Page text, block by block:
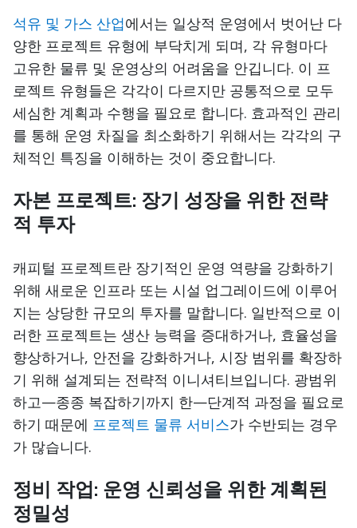
석유 및 가스 산업에서는 일상적 운영에서 벗어난 다
양한 프로젝트 유형에 부닥치게 되며, 각 유형마다
고유한 물류 및 운영상의 어려움을 안깁니다. 이 프
로젝트 유형들은 각각이 다르지만 공통적으로 모두
세심한 계획과 수행을 필요로 합니다. 효과적인 관리
를 통해 운영 차질을 최소화하기 위해서는 각각의 구
체적인 특징을 이해하는 것이 중요합니다.
자본 프로젝트: 장기 성장을 위한 전략
적 투자
캐피털 프로젝트란 장기적인 운영 역량을 강화하기
위해 새로운 인프라 또는 시설 업그레이드에 이루어
지는 상당한 규모의 투자를 말합니다. 일반적으로 이
러한 프로젝트는 생산 능력을 증대하거나, 효율성을
향상하거나, 안전을 강화하거나, 시장 범위를 확장하
기 위해 설계되는 전략적 이니셔티브입니다. 광범위
하고—종종 복잡하기까지 한—단계적 과정을 필요로
하기 때문에 프로젝트 물류 서비스가 수반되는 경우
가 많습니다.
정비 작업: 운영 신뢰성을 위한 계획된
정밀성